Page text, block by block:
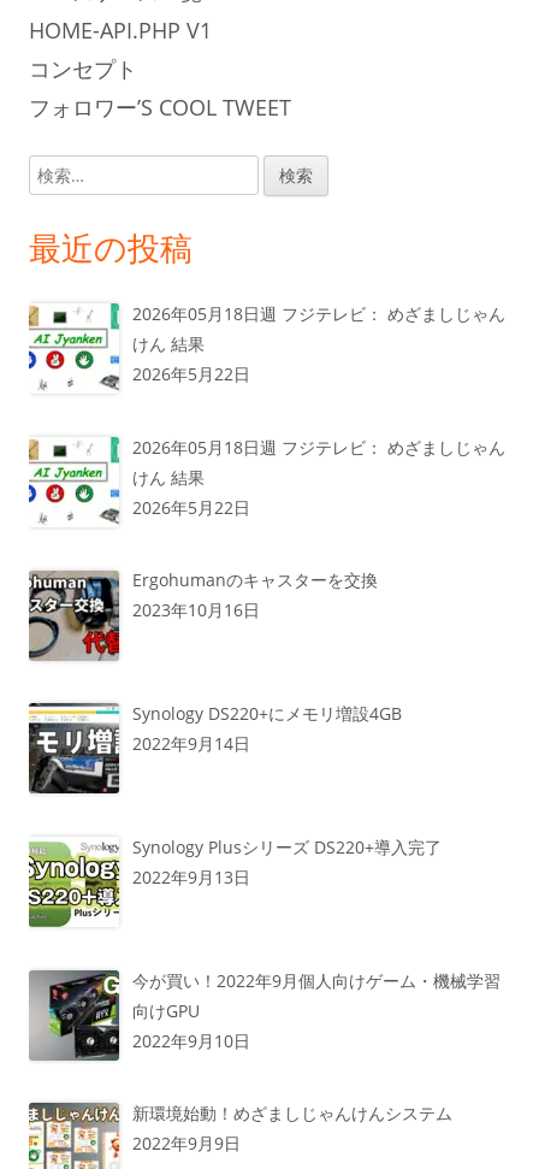
HOME-API.PHP V1
コンセプト
フォロワー’S COOL TWEET
検
索:
最近の投稿
2026年05月18日週 フジテレビ： めざましじゃん
けん 結果
2026年5月22日
2026年05月18日週 フジテレビ： めざましじゃん
けん 結果
2026年5月22日
Ergohumanのキャスターを交換
2023年10月16日
Synology DS220+にメモリ増設4GB
2022年9月14日
Synology Plusシリーズ DS220+導入完了
2022年9月13日
今が買い！2022年9月個人向けゲーム・機械学習
向けGPU
2022年9月10日
新環境始動！めざましじゃんけんシステム
2022年9月9日